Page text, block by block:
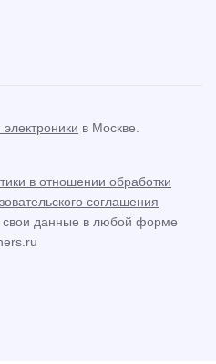
в отношении обработки
соглашения
свои данные в любой форме
в Москве.